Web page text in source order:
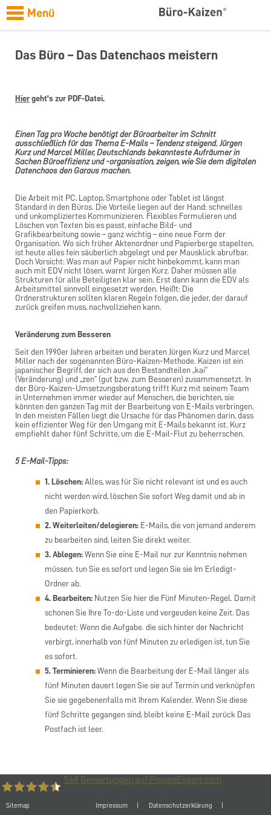
Menü
Das Büro – Das Datenchaos meistern
Hier geht's zur PDF-Datei.
Einen Tag pro Woche benötigt der Büroarbeiter im Schnitt
ausschließlich für das Thema E-Mails – Tendenz steigend. Jürgen
Kurz und Marcel Miller, Deutschlands bekannteste Aufräumer in
Sachen Büroeffizienz und -organisation, zeigen, wie Sie dem digitalen
Datenchaos den Garaus machen.
Die Arbeit mit PC, Laptop, Smartphone oder Tablet ist längst
Standard in den Büros. Die Vorteile liegen auf der Hand: schnelles
und unkompliziertes Kommunizieren. Flexibles Formulieren und
Löschen von Texten bis es passt, einfache Bild- und
Grafikbearbeitung sowie – ganz wichtig – eine neue Form der
Organisation. Wo sich früher Aktenordner und Papierberge stapelten,
ist heute alles fein säuberlich abgelegt und per Mausklick abrufbar.
Doch Vorsicht: Was man auf Papier nicht hinbekommt, kann man
auch mit EDV nicht lösen, warnt Jürgen Kurz. Daher müssen alle
Strukturen für alle Beteiligten klar sein. Erst dann kann die EDV als
Arbeitsmittel sinnvoll eingesetzt werden. Heißt: Die
Ordnerstrukturen sollten klaren Regeln folgen, die jeder, der darauf
zurück greifen muss, nachvollziehen kann.
Veränderung zum Besseren
Seit den 1990er Jahren arbeiten und beraten Jürgen Kurz und Marcel
Miller nach der sogenannten Büro-Kaizen-Methode. Kaizen ist ein
japanischer Begriff, der sich aus den Bestandteilen „kai”
(Veränderung) und „zen” (gut bzw. zum Besseren) zusammensetzt. In
der Büro-Kaizen-Umsetzungsberatung trifft Kurz mit seinem Team
in Unternehmen immer wieder auf Menschen, die berichten, sie
könnten den ganzen Tag mit der Bearbeitung von E-Mails verbringen.
In den meisten Fällen liegt die Ursache für das Phänomen darin, dass
kein effizienter Weg für den Umgang mit E-Mails bekannt ist. Kurz
empfiehlt daher fünf Schritte, um die E-Mail-Flut zu beherrschen.
5 E-Mail-Tipps:
1. Löschen:Alles, was für Sie nicht relevant ist und es auch
nicht werden wird, löschen Sie sofort Weg damit und ab in
den Papierkorb.
2. Weiterleiten/delegieren:E-Mails, die von jemand anderem
zu bearbeiten sind, leiten Sie direkt weiter.
3. Ablegen:Wenn Sie eine E-Mail nur zur Kenntnis nehmen
müssen. tun Sie es sofort und legen Sie sie Im Erledigt-
Ordner ab.
4. Bearbeiten:Nutzen Sie hier die Fünf Minuten-Regel. Damit
schonen Sie Ihre To-do-Liste und vergeuden keine Zeit. Das
bedeutet: Wenn die Aufgabe. die sich hinter der Nachricht
verbirgt, innerhalb von fünf Minuten zu erledigen ist, tun Sie
es sofort.
5. Terminieren:Wenn die Bearbeitung der E-Mail länger als
fünf Minuten dauert legen Sie sie auf Termin und verknüpfen
Sie sie gegebenenfalls mit Ihrem Kalender. Wenn Sie diese
fünf Schritte gegangen sind, bleibt keine E-Mail zurück Das
Postfach ist leer.
568 Bewertungen auf ProvenExpert.com
Sitemap Impressum Datenschutzerklärung